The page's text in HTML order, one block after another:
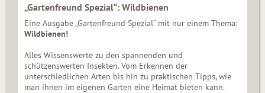
„Gartenfreund Spezial“: Wildbienen
Eine Ausgabe „Gartenfreund Spezial“ mit nur einem Thema:
Wildbienen!
Alles Wissenswerte zu den spannenden und
schützenswerten Insekten. Vom Erkennen der
unterschiedlichen Arten bis hin zu praktischen Tipps, wie
man ihnen im eigenen Garten eine Heimat bieten kann.